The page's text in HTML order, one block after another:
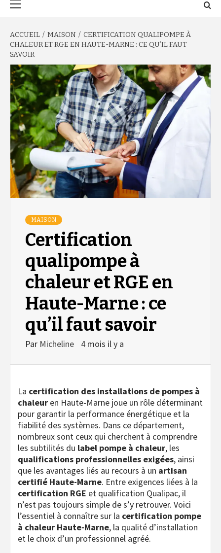
ACCUEIL MAISON
CERTIFICATION QUALIPOMPE À
CHALEUR ET RGE EN HAUTE-MARNE : CE QU’IL FAUT
SAVOIR
MAISON
Certification
qualipompe à
chaleur et RGE en
Haute-Marne : ce
qu’il faut savoir
Par Micheline 4 mois il y a
La certification des installations de pompes à
chaleur en Haute-Marne joue un rôle déterminant
pour garantir la performance énergétique et la
fiabilité des systèmes. Dans ce département,
nombreux sont ceux qui cherchent à comprendre
les subtilités du label pompe à chaleur, les
qualifications professionnelles exigées, ainsi
que les avantages liés au recours à un artisan
certifié Haute-Marne. Entre exigences liées à la
certification RGE et qualification Qualipac, il
n’est pas toujours simple de s’y retrouver. Voici
l’essentiel à connaître sur la certification pompe
à chaleur Haute-Marne, la qualité d’installation
et le choix d’un professionnel agréé.